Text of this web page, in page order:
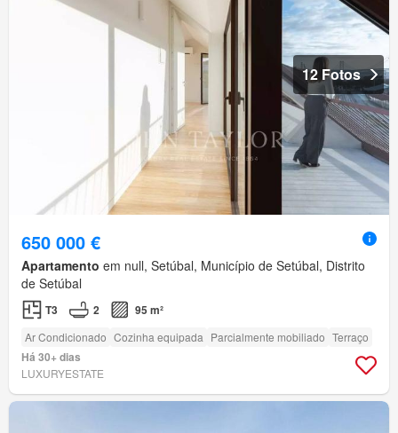
12 Fotos
650 000 €
Apartamento em null, Setúbal, Município de Setúbal, Distrito
de Setúbal
T3 2 95 m²
Ar Condicionado Cozinha equipada Parcialmente mobiliado Terraço
Há 30+ dias
LUXURYESTATE